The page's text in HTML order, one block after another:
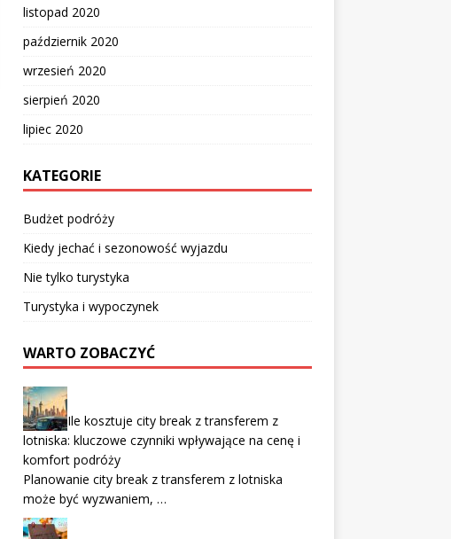
listopad 2020
październik 2020
wrzesień 2020
sierpień 2020
lipiec 2020
KATEGORIE
Budżet podróży
Kiedy jechać i sezonowość wyjazdu
Nie tylko turystyka
Turystyka i wypoczynek
WARTO ZOBACZYĆ
Ile kosztuje city break z transferem z
lotniska: kluczowe czynniki wpływające na cenę i
komfort podróży
Planowanie city break z transferem z lotniska
może być wyzwaniem, …